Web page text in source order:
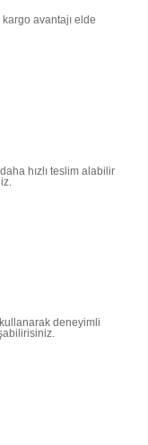
avantajı elde
hızlı teslim alabilir
deneyimli